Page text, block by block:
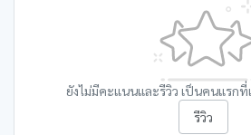
ยังไม่มีคะแนนและรีวิว เป็นคนแรก
รีวิว